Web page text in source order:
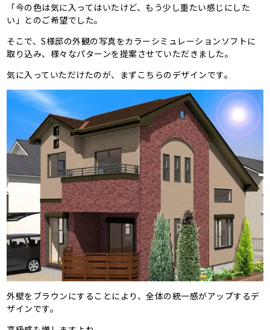
「今の色は気に入ってはいたけど、もう少し重たい感じにした
い」とのご希望でした。
そこで、S様邸の外観の写真をカラーシミュレーションソフトに
取り込み、様々なパターンを提案させていただきました。
気に入っていただけたのが、まずこちらのデザインです。
外壁をブラウンにすることにより、全体の統一感がアップするデ
ザインです。